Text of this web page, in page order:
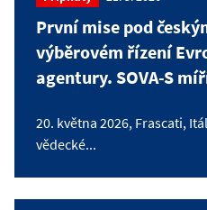
První mise pod
výběrovém řízení
agentury. SOVA-S
20. května 2026, Frascati,
vědecké...